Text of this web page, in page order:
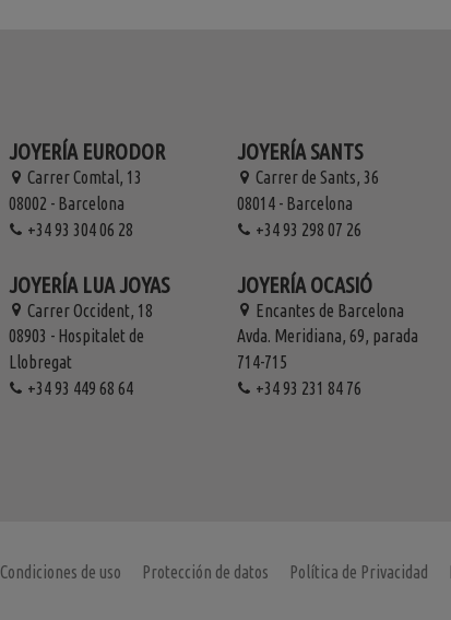
JOYERÍA EURODOR
Carrer Comtal, 13
08002 - Barcelona
+34 93 304 06 28
JOYERÍA SANTS
Carrer de Sants, 36
08014 - Barcelona
+34 93 298 07 26
JOYERÍA LUA JOYAS
Carrer Occident, 18
08903 - Hospitalet de
Llobregat
+34 93 449 68 64
JOYERÍA OCASIÓ
Encantes de Barcelona
Avda. Meridiana, 69, parada
714-715
+34 93 231 84 76
Condiciones de uso Protección de datos Política de Privacidad